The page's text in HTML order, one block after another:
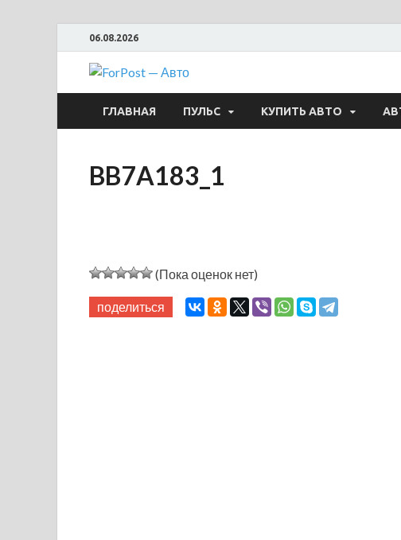
06.08.2026
ForPost —
ГЛАВНАЯ ПУЛЬС КУПИТЬ АВТО
BB7A183_1
(Пока оценок нет)
поделиться